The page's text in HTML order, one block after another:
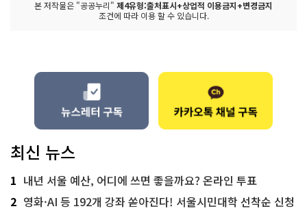
본 저작물은 "공공누리" 제4유형:출처표시+상업적 이용금지+변경금지
조건에 따라 이용 할 수 있습니다.
최신 뉴스
1 내년 서울 예산, 어디에 쓰면 좋을까요? 온라인 투표
2 영화·AI 등 192개 강좌 쏟아진다! 서울시민대학 선착순 신청